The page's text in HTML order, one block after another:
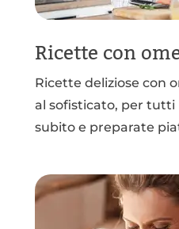
Ricette con
Ricette deliziose con
al sofisticato, per tutti
subito e preparate